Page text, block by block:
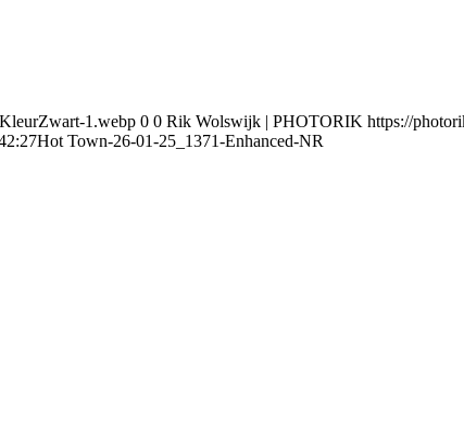
1.webp 0 0 Rik Wolswijk | PHOTORIK https://
Hot Town-26-01-25_1371-Enhanced-NR